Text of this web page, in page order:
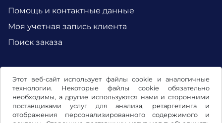
Этот веб-сайт использует файлы cookie и аналогичные
технологии. Некоторые файлы cookie обязательно
необходимы, а другие используются нами и сторонними
поставщиками услуг для анализа, ретаргетинга и
отображения персонализированного содержимого и
Помощь и контактные данные
Моя учетная запись клиента
Поиск заказа
Facebook Instagram